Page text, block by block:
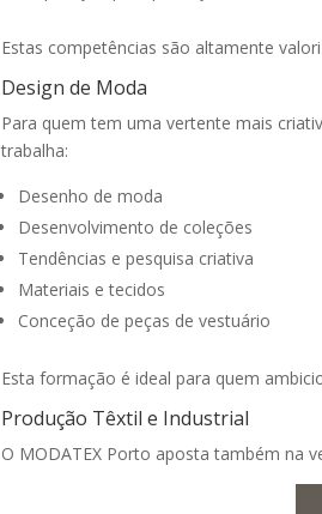
Estas competências são altamente
Design de Moda
Para quem tem uma vertente mais
trabalha:
Desenho de moda
Desenvolvimento de coleções
Tendências e pesquisa criativa
Materiais e tecidos
Conceção de peças de vestuário
Esta formação é ideal para quem
Produção Têxtil e Industrial
O MODATEX Porto aposta também na